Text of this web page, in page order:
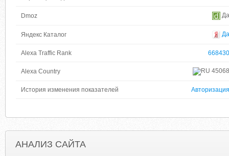
Dmoz Да
Яндекс Каталог Да
Alexa Traffic Rank 668430
Alexa Country 45068
История изменения показателей Авторизация
АНАЛИЗ САЙТА